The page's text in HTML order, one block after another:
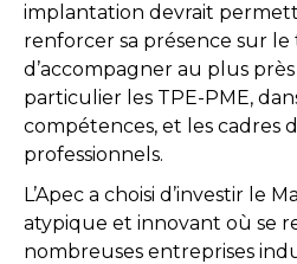
implantation devrait
renforcer sa présence sur
d’accompagner au plus
particulier les TPE-PME,
compétences, et les cadres
professionnels.
L’Apec a choisi d’investir le
atypique et innovant où se
nombreuses entreprises